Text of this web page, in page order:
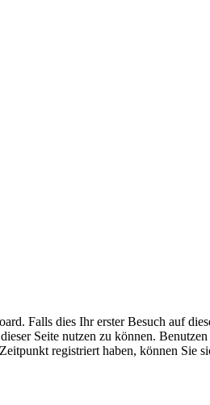
Falls dies Ihr erster Besuch auf
Seite nutzen zu können. Benutzen
registriert haben, können Sie